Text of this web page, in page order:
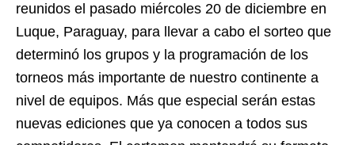
reunidos el pasado miércoles 20 de diciembre en
Luque, Paraguay, para llevar a cabo el sorteo que
determinó los grupos y la programación de los
torneos más importante de nuestro continente a
nivel de equipos. Más que especial serán estas
nuevas ediciones que ya conocen a todos sus